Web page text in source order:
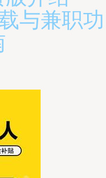
与兼职功